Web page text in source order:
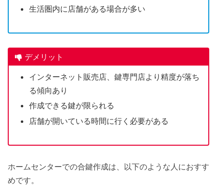
生活圏内に店舗がある場合が多い
デメリット
インターネット販売店、鍵専門店より精度が落ち
る傾向あり
作成できる鍵が限られる
店舗が開いている時間に行く必要がある
ホームセンターでの合鍵作成は、以下のような人におすす
めです。